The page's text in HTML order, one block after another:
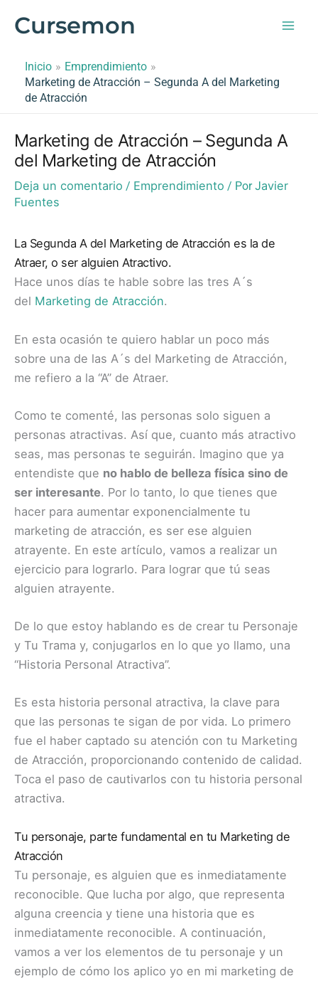
Cursemon
Inicio
Emprendimiento
Marketing de Atracción – Segunda A del Marketing
de Atracción
Marketing de Atracción – Segunda A
del Marketing de Atracción
Deja un comentario / Emprendimiento / PorJavier
Fuentes
La Segunda A del Marketing de Atracción es la de
Atraer, o ser alguien Atractivo.
Hace unos días te hable sobre las tres A´s
del Marketing de Atracción.
En esta ocasión te quiero hablar un poco más
sobre una de las A´s del Marketing de Atracción,
me refiero a la “A” de Atraer.
Como te comenté, las personas solo siguen a
personas atractivas. Así que, cuanto más atractivo
seas, mas personas te seguirán. Imagino que ya
entendiste que no hablo de belleza física sino de
ser interesante. Por lo tanto, lo que tienes que
hacer para aumentar exponencialmente tu
marketing de atracción, es ser ese alguien
atrayente. En este artículo, vamos a realizar un
ejercicio para lograrlo. Para lograr que tú seas
alguien atrayente.
De lo que estoy hablando es de crear tu Personaje
y Tu Trama y, conjugarlos en lo que yo llamo, una
“Historia Personal Atractiva”.
Es esta historia personal atractiva, la clave para
que las personas te sigan de por vida. Lo primero
fue el haber captado su atención con tu Marketing
de Atracción, proporcionando contenido de calidad.
Toca el paso de cautivarlos con tu historia personal
atractiva.
Tu personaje, parte fundamental en tu Marketing de
Atracción
Tu personaje, es alguien que es inmediatamente
reconocible. Que lucha por algo, que representa
alguna creencia y tiene una historia que es
inmediatamente reconocible. A continuación,
vamos a ver los elementos de tu personaje y un
ejemplo de cómo los aplico yo en mi marketing de